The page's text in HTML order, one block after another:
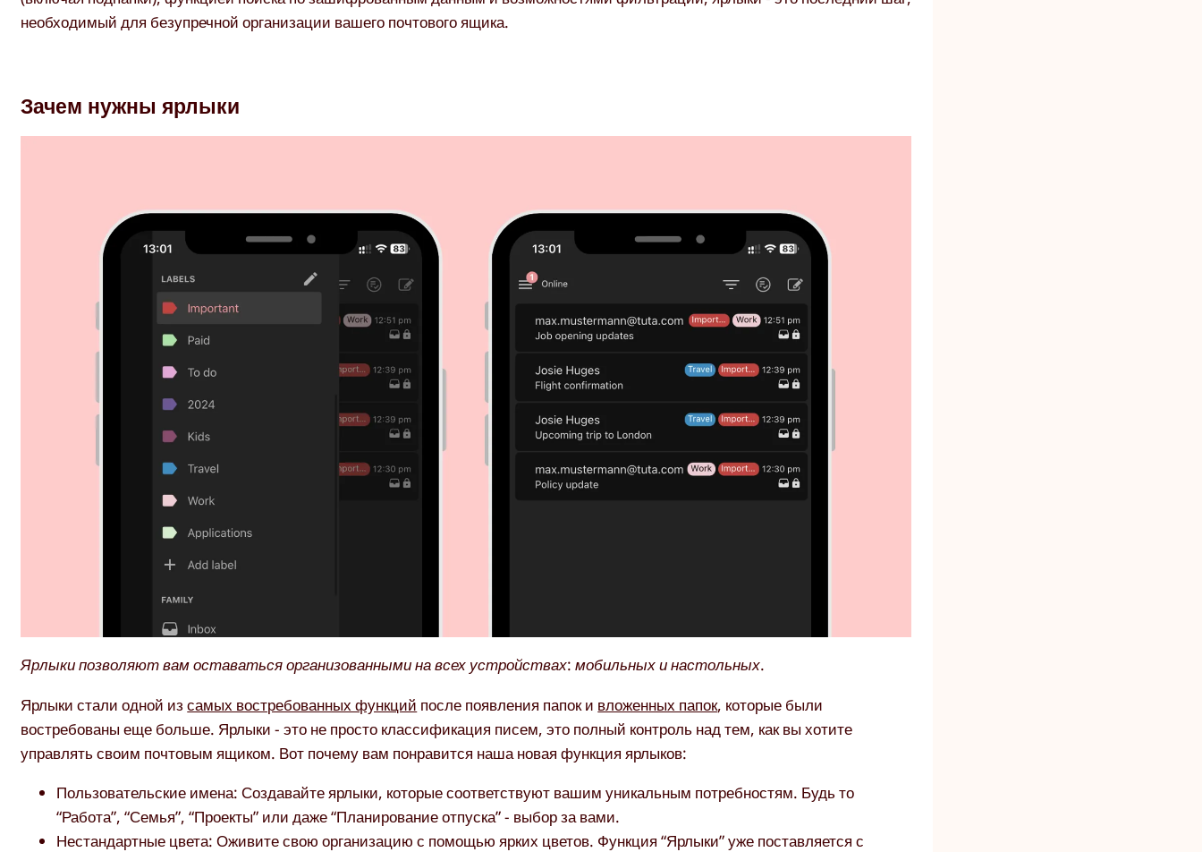
необходимый для безупречной организации вашего почтового ящика.
Зачем нужны ярлыки
Ярлыки позволяют вам оставаться организованными на всех устройствах: мобильных и настольных.
Ярлыки стали одной изсамых востребованных функций после появления папок и вложенных папок, которые были
востребованы еще больше. Ярлыки - это не просто классификация писем, это полный контроль над тем, как вы хотите
управлять своим почтовым ящиком. Вот почему вам понравится наша новая функция ярлыков:
Пользовательские имена: Создавайте ярлыки, которые соответствуют вашим уникальным потребностям. Будь то
“Работа”, “Семья”, “Проекты” или даже “Планирование отпуска” - выбор за вами.
Нестандартные цвета: Оживите свою организацию с помощью ярких цветов. Функция “Ярлыки” уже поставляется с